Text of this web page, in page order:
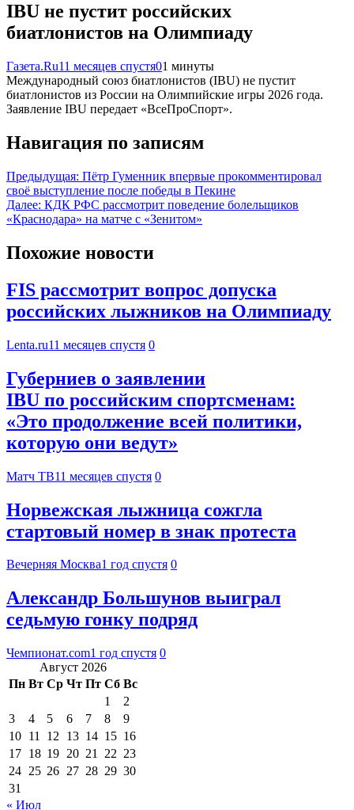
IBU не пустит российских
биатлонистов на Олимпиаду
Газета.Ru11 месяцев спустя01 минуты
Международный союз биатлонистов (IBU) не пустит
биатлонистов из России на Олимпийские игры 2026 года.
Заявление IBU передает «ВсеПроСпорт».
Навигация по записям
Предыдущая: Пётр Гуменник впервые прокомментировал
своё выступление после победы в Пекине
Далее: КДК РФС рассмотрит поведение болельщиков
«Краснодара» на матче с «Зенитом»
Похожие новости
FIS рассмотрит вопрос допуска
российских лыжников на Олимпиаду
Lenta.ru11 месяцев спустя 0
Губерниев о заявлении
IBU по российским спортсменам:
«Это продолжение всей политики,
которую они ведут»
Матч ТВ11 месяцев спустя 0
Норвежская лыжница сожгла
стартовый номер в знак протеста
Вечерняя Москва1 год спустя 0
Александр Большунов выиграл
седьмую гонку подряд
Чемпионат.com1 год спустя 0
Август 2026
Пн Вт Ср Чт Пт Сб Вс
1
2
3
4 5 6 7 8
9
10 11 12 13 14 15 16
17 18 19 20 21 22 23
24 25 26 27 28 29 30
31
« Июл